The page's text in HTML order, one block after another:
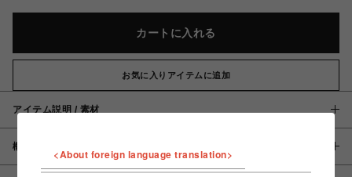
カートに入れる
お気に入りアイテムに追加
アイテム説明 / 素材
概要
<About foreign language translation>